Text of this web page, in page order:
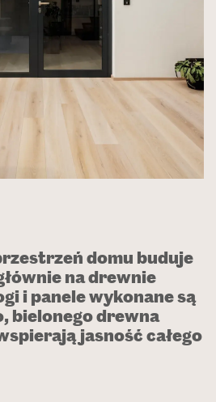
domu buduje
na drewnie
i panele wykonane są
bielonego drewna
jasność całego